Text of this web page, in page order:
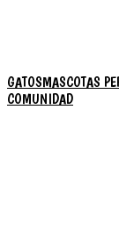
GATOSMASCOTAS
COMUNIDAD